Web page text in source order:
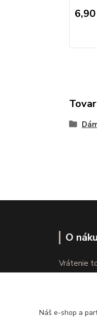
O
Vrátenie
Náš e-shop a